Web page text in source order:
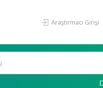
Araştırmacı Girişi